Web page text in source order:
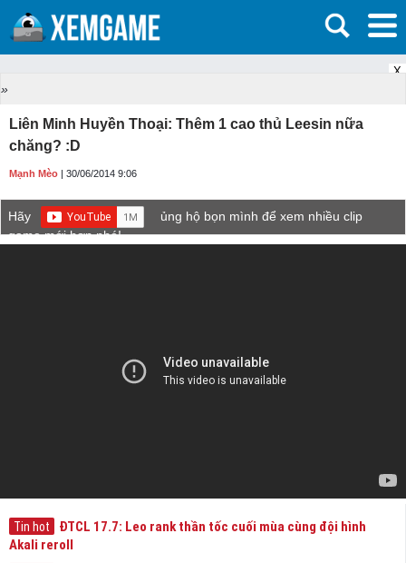
X
»
Liên Minh Huyền Thoại: Thêm 1 cao thủ Leesin nữa
chăng? :D
Mạnh Mèo | 30/06/2014 9:06
Hãy
ủng hộ bọn mình để xem nhiều clip
game mới hơn nhé!
Tin hot
ĐTCL 17.7: Leo rank thần tốc cuối mùa cùng đội hình
Akali reroll